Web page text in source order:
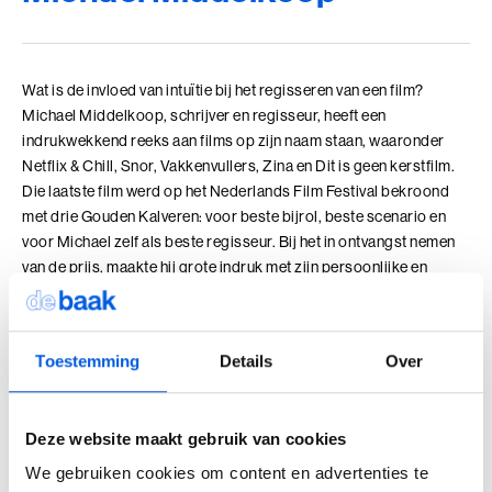
Toestemming Details Over
Deze website maakt gebruik van cookies
We gebruiken cookies om content en advertenties te
Invloed en verandermanagement
Leiderschap
Persoonlijke ontwikkeling
Leiderschap, Mens en Technologie
Verdiep je leiderschap in relatie tot technologie, AI
Ontwikkel oordeelsvermogen in complexe
vraagstukken waar mens en technologie
Professionele vaardigheden
Teams
Stevige basis voor leiderschap
Verdiepend leiderschap
Cultuur en leiderschapsontwikkeling
Loopbaancoaching
Keuzes maken: Reflact-now
Coach opleidingen
Coach Practitioner
Informatiebijeenkomst
Onze mensen
Positieve impact
Leerfilosofie
Werken bij
Adviesgesprek Incompany
Veelgestelde vragen
Pers of samenwerkingen
Onze locaties
Adresgegevens
Wat is de invloed van intuïtie bij het regisseren van een film?
Michael Middelkoop, schrijver en regisseur, heeft een
indrukwekkend reeks aan films op zijn naam staan, waaronder
Netflix & Chill, Snor, Vakkenvullers, Zina en Dit is geen kerstfilm.
Die laatste film werd op het Nederlands Film Festival bekroond
met drie Gouden Kalveren: voor beste bijrol, beste scenario en
voor Michael zelf als beste regisseur. Bij het in ontvangst nemen
van de prijs, maakte hij grote indruk met zijn persoonlijke en
eerlijke toespraak. Nu is hij terug met zijn nieuwste film:
Straatcoaches vs. Aliens. Wederom een film waarin hij speelt met
van zijn intuïtie op de set? Wat doe je wanneer je onderbuik gevoel
aangeeft dat acteurs zich niet op hun gemak voelen? Wanneer
Luister op Spotify Bekijk op YouTube